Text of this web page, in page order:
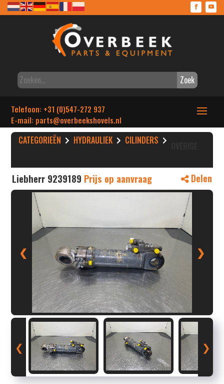
Zoek
Telefoon: +31 (0)547-272 937
E-mail: parts@overbeekshovels.nl
CATEGORIEËN HYDRAULIEK CILINDERS
Liebherr 9239189 Prijs op aanvraag Delen
❮ ❯
❮ ❯